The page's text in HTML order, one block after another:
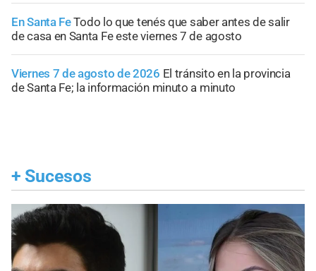
En Santa FeTodo lo que tenés que saber antes de salir
de casa en Santa Fe este viernes 7 de agosto
Viernes 7 de agosto de 2026 El tránsito en la provincia
de Santa Fe; la información minuto a minuto
+ Sucesos